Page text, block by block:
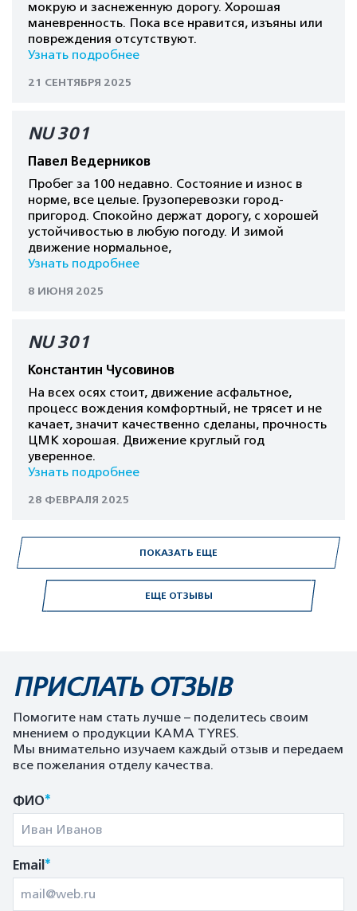
ЕЩЕ ОТЗЫВЫ
мокрую и заснеженную дорогу. Хорошая
маневренность. Пока все нравится, изъяны или
повреждения отсутствуют.
Узнать подробнее
21 СЕНТЯБРЯ 2025
NU 301
Павел Ведерников
Пробег за 100 недавно. Состояние и износ в
норме, все целые. Грузоперевозки город-
пригород. Спокойно держат дорогу, с хорошей
устойчивостью в любую погоду. И зимой
движение нормальное,
Узнать подробнее
8 ИЮНЯ 2025
NU 301
Константин Чусовинов
На всех осях стоит, движение асфальтное,
процесс вождения комфортный, не трясет и не
качает, значит качественно сделаны, прочность
ЦМК хорошая. Движение круглый год
уверенное.
Узнать подробнее
28 ФЕВРАЛЯ 2025
ПОКАЗАТЬ ЕЩЕ
ПРИСЛАТЬ ОТЗЫВ
Помогите нам стать лучше – поделитесь своим
мнением о продукции KAMA TYRES.
Мы внимательно изучаем каждый отзыв и передаем
все пожелания отделу качества.
ФИО*
Email*